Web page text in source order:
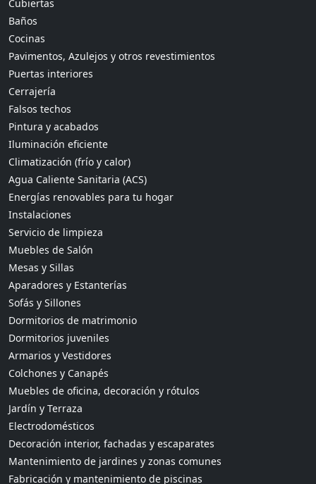
Cubiertas
Baños
Cocinas
Pavimentos, Azulejos y otros revestimientos
Puertas interiores
Cerrajería
Falsos techos
Pintura y acabados
Iluminación eficiente
Climatización (frío y calor)
Agua Caliente Sanitaria (ACS)
Energías renovables para tu hogar
Instalaciones
Servicio de limpieza
Muebles de Salón
Mesas y Sillas
Aparadores y Estanterías
Sofás y Sillones
Dormitorios de matrimonio
Dormitorios juveniles
Armarios y Vestidores
Colchones y Canapés
Muebles de oficina, decoración y rótulos
Jardín y Terraza
Electrodomésticos
Decoración interior, fachadas y escaparates
Mantenimiento de jardines y zonas comunes
Fabricación y mantenimiento de piscinas